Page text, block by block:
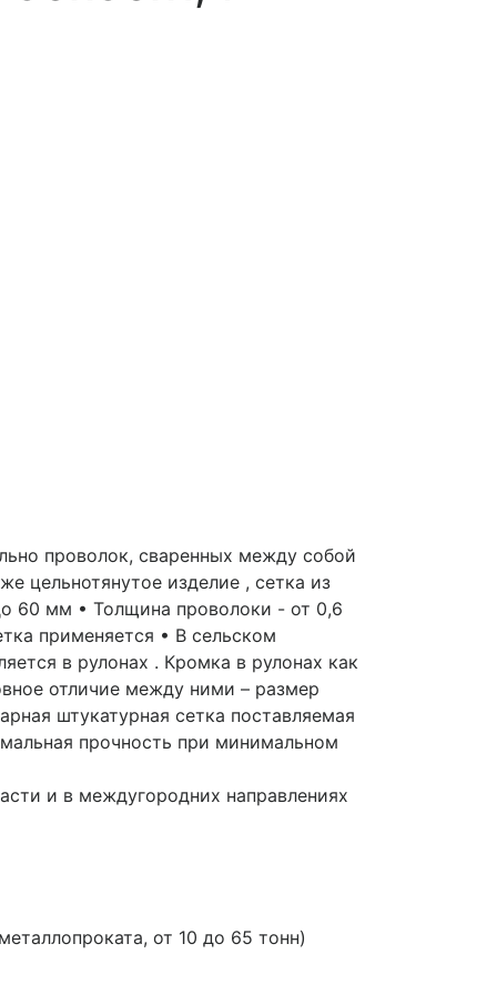
проволок, сваренных между собой
цельнотянутое изделие , сетка из
60 мм • Толщина проволоки - от 0,6
применяется • В сельском
в рулонах . Кромка в рулонах как
отличие между ними – размер
штукатурная сетка поставляемая
прочность при минимальном
и в междугородних направлениях
от 10 до 65 тонн)